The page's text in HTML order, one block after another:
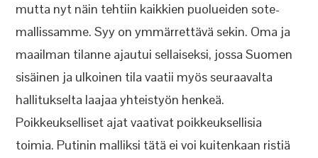
mutta nyt näin tehtiin kaikkien puolueiden sote-
mallissamme. Syy on ymmärrettävä sekin. Oma ja
maailman tilanne ajautui sellaiseksi, jossa Suomen
sisäinen ja ulkoinen tila vaatii myös seuraavalta
hallitukselta laajaa yhteistyön henkeä.
Poikkeukselliset ajat vaativat poikkeuksellisia
toimia. Putinin malliksi tätä ei voi kuitenkaan ristiä